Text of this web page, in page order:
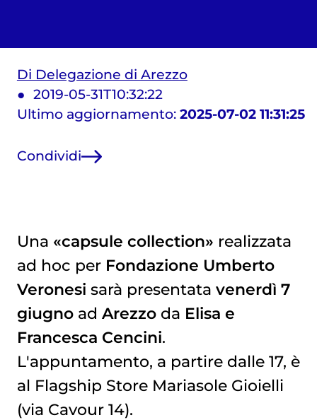
Di Delegazione di Arezzo
2019-05-31T10:32:22
Ultimo aggiornamento: 2025-07-02 11:31:25
Condividi
Una «capsule collection» realizzata
ad hoc per Fondazione Umberto
Veronesi sarà presentata venerdì 7
giugnoad Arezzoda Elisa e
Francesca Cencini.
L'appuntamento, a partire dalle 17, è
al Flagship Store Mariasole Gioielli
(via Cavour 14).